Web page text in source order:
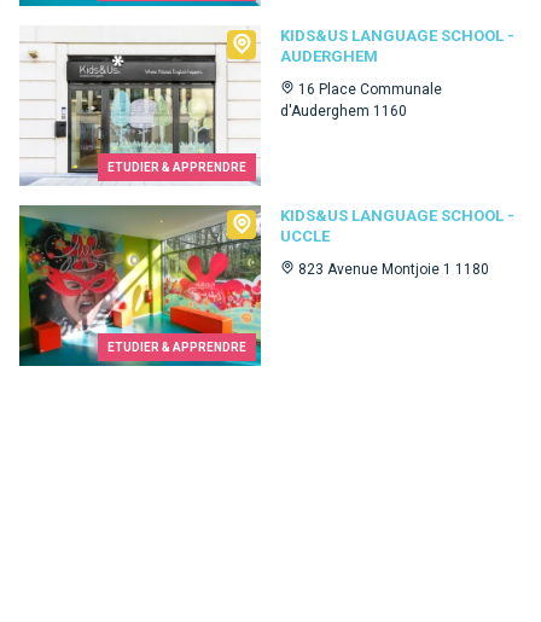
ETUDIER & APPRENDRE
KIDS&US LANGUAGE SCHOOL -
AUDERGHEM
16 Place Communale
d'Auderghem 1160
Kids&Us language school - Auderghem
ETUDIER & APPRENDRE
KIDS&US LANGUAGE SCHOOL -
UCCLE
823 Avenue Montjoie 1 1180
Kids&Us language school - Uccle